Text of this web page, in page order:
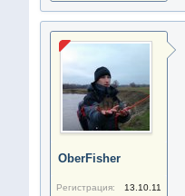
OberFisher
Регистрация:
13.10.11